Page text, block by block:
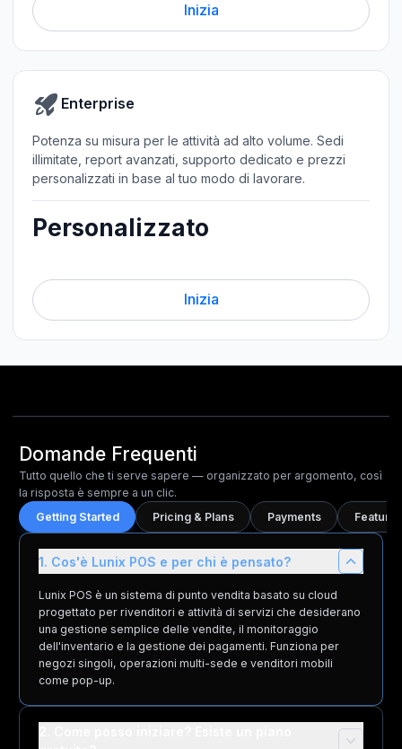
Inizia
Enterprise
Potenza su misura per le attività ad alto volume. Sedi
illimitate, report avanzati, supporto dedicato e prezzi
personalizzati in base al tuo modo di lavorare.
Personalizzato
Inizia
Domande Frequenti
Tutto quello che ti serve sapere — organizzato per argomento, così
la risposta è sempre a un clic.
Getting Started
Pricing & Plans Payments
1. Cos'è Lunix POS e per chi è pensato?
Lunix POS è un sistema di punto vendita basato su cloud
progettato per rivenditori e attività di servizi che desiderano
una gestione semplice delle vendite, il monitoraggio
dell'inventario e la gestione dei pagamenti. Funziona per
negozi singoli, operazioni multi-sede e venditori mobili
come pop-up.